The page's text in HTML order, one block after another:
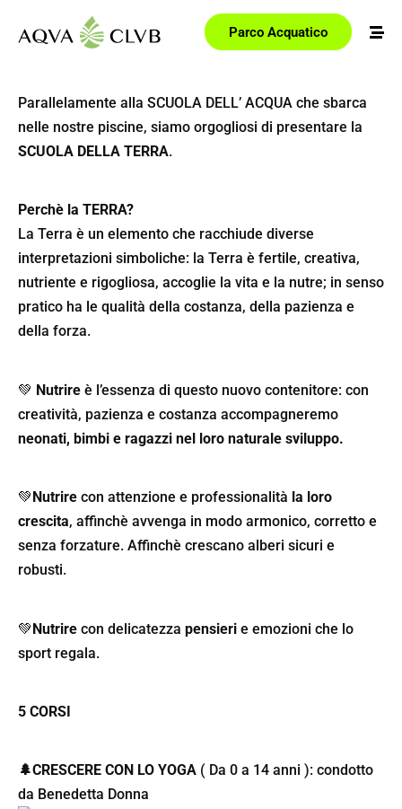
Parco Acquatico
Parallelamente alla SCUOLA DELL’ ACQUA che sbarca
nelle nostre piscine, siamo orgogliosi di presentare la
SCUOLA DELLA TERRA.
Perchè la TERRA?
La Terra è un elemento che racchiude diverse
interpretazioni simboliche: la Terra è fertile, creativa,
nutriente e rigogliosa, accoglie la vita e la nutre; in senso
pratico ha le qualità della costanza, della pazienza e
della forza.
💚 Nutrire è l’essenza di questo nuovo contenitore: con
creatività, pazienza e costanza accompagneremo
neonati, bimbi e ragazzi nel loro naturale sviluppo.
💚Nutrire con attenzione e professionalità la loro
crescita, affinchè avvenga in modo armonico, corretto e
senza forzature. Affinchè crescano alberi sicuri e
robusti.
💚Nutrire con delicatezza pensieri e emozioni che lo
sport regala.
5 CORSI
🌲CRESCERE CON LO YOGA ( Da 0 a 14 anni ): condotto
da Benedetta Donna